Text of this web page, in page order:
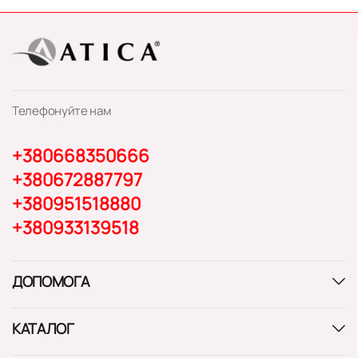
Телефонуйте нам
+380668350666
+380672887797
+380951518880
+380933139518
ДОПОМОГА
КАТАЛОГ